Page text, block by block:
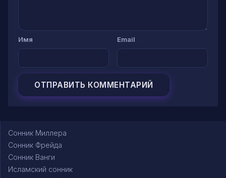
Имя Email
Сонник Миллера
Сонник Фрейда
Сонник Ванги
Исламский сонник